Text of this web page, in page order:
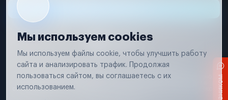
Условия использования
Удаление аккаунта
Вся информация, представленная на сайте, носит исключительно
соответствии с положениями статьи 437 (п. 2) Гражданского кодекса
Мы используем cookies
Мы используем файлы cookie, чтобы улучшить работу
сайта и анализировать трафик. Продолжая
пользоваться сайтом, вы соглашаетесь с их
использованием.